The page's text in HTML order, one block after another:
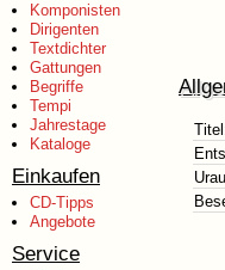
Komponisten
Dirigenten
Textdichter
Gattungen
Begriffe
Tempi
Jahrestage
Kataloge
Einkaufen
CD-Tipps
Angebote
Service